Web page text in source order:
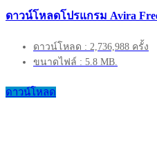
ดาวน์โหลดโปรแกรม Avira
ดาวน์โหลด : 2,736,988 ครั้ง
ขนาดไฟล์ : 5.8 MB.
ดาวน์โหลด